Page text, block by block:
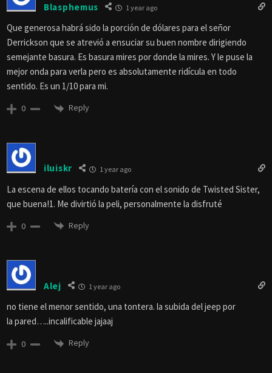
Blasphemus 1 year ago
Que generosa habrá sido la porción de dólares para el señor
Derrickson que se atrevió a ensuciar su buen nombre dirigiendo
semejante basura. Es basura mires por donde la mires. Y le puse la
mejor onda para verla pero es absolutamente ridícula en todo
sentido. Es un 1/10 para mi.
0 Reply
iluiskr 1 year ago
La escena de ellos tocando batería con el sonido de Twisted Sister,
que buena!1. Me divirtió la peli, personalmente la disfruté
0 Reply
Alej 1 year ago
no tiene el menor sentido, una tontera. la subida del jeep por
la pared…..incalificable jajaaj
0 Reply